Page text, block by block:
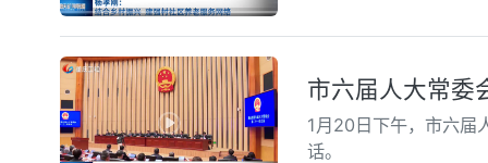
市六届人大常委
1月20日下午，市六届
话。